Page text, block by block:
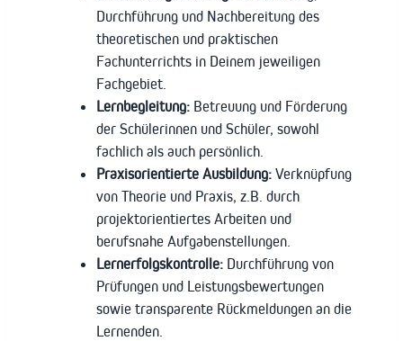
Durchführung und Nachbereitung des
theoretischen und praktischen
Fachunterrichts in Deinem jeweiligen
Fachgebiet.
Lernbegleitung: Betreuung und Förderung
der Schülerinnen und Schüler, sowohl
fachlich als auch persönlich.
Praxisorientierte Ausbildung: Verknüpfung
von Theorie und Praxis, z.B. durch
projektorientiertes Arbeiten und
berufsnahe Aufgabenstellungen.
Lernerfolgskontrolle: Durchführung von
Prüfungen und Leistungsbewertungen
sowie transparente Rückmeldungen an die
Lernenden.